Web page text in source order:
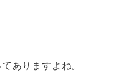
ありますよね。